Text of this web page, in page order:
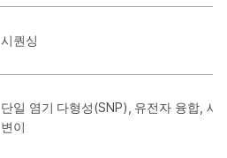
시퀀싱
단일 염기 다형성(SNP), 유전자 융합, 새
변이